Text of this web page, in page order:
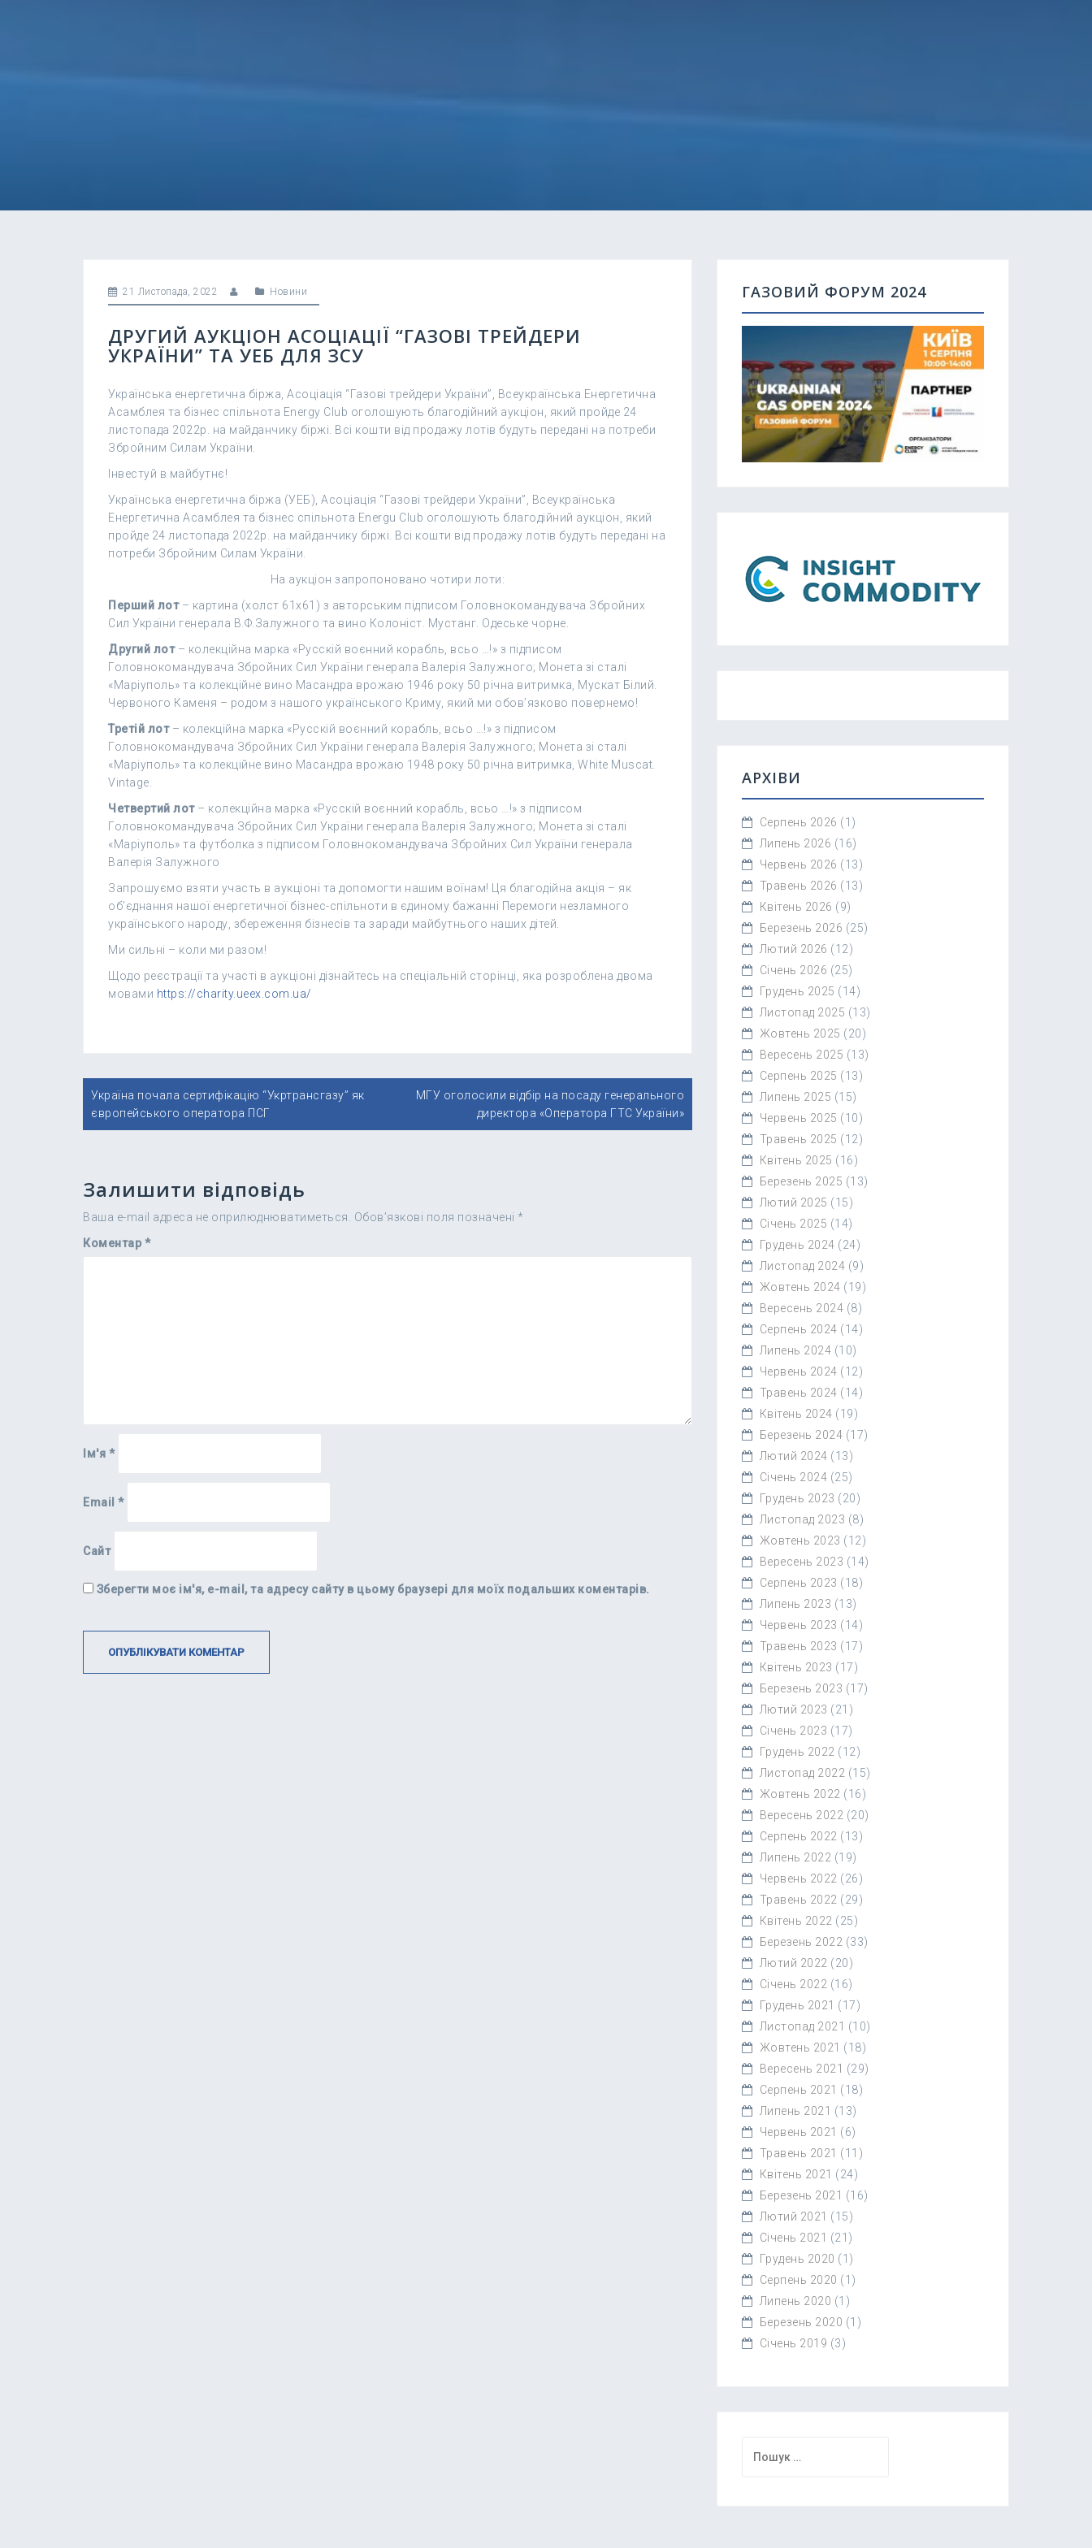
21 Листопада, 2022 Новини
ДРУГИЙ АУКЦІОН АСОЦІАЦІЇ “ГАЗОВІ ТРЕЙДЕРИ
УКРАЇНИ” ТА УЕБ ДЛЯ ЗСУ
Українська енергетична біржа, Асоціація “Газові трейдери України”, Всеукраїнська Енергетична
Асамблея та бізнес спільнота Energy Club оголошують благодійний аукціон, який пройде 24
листопада 2022р. на майданчику біржі. Всі кошти від продажу лотів будуть передані на потреби
Збройним Силам України.
Інвестуй в майбутнє!
Українська енергетична біржа (УЕБ), Асоціація “Газові трейдери України”, Всеукраїнська
Енергетична Асамблея та бізнес спільнота Energu Club оголошують благодійний аукціон, який
пройде 24 листопада 2022р. на майданчику біржі. Всі кошти від продажу лотів будуть передані на
потреби Збройним Силам України.
На аукціон запропоновано чотири лоти:
Перший лот– картина (холст 61х61) з авторським підписом Головнокомандувача Збройних
Сил України генерала В.Ф.Залужного та вино Колоніст. Мустанг. Одеське чорне.
Другий лот– колекційна марка «Русскій воєнний корабль, всьо …!» з підписом
Головнокомандувача Збройних Сил України генерала Валерія Залужного; Монета зі сталі
«Маріуполь» та колекційне вино Масандра врожаю 1946 року 50 річна витримка, Мускат Білий.
Червоного Каменя – родом з нашого українського Криму, який ми обов’язково повернемо!
Третій лот– колекційна марка «Русскій воєнний корабль, всьо …!» з підписом
Головнокомандувача Збройних Сил України генерала Валерія Залужного; Монета зі сталі
«Маріуполь» та колекційне вино Масандра врожаю 1948 року 50 річна витримка, White Muscat.
Vintage.
Четвертий лот– колекційна марка «Русскій воєнний корабль, всьо …!» з підписом
Головнокомандувача Збройних Сил України генерала Валерія Залужного; Монета зі сталі
«Маріуполь» та футболка з підписом Головнокомандувача Збройних Сил України генерала
Валерія Залужного
Запрошуємо взяти участь в аукціоні та допомогти нашим воїнам! Ця благодійна акція – як
об’єднання нашої енергетичної бізнес-спільноти в єдиному бажанні Перемоги незламного
українського народу, збереження бізнесів та заради майбутнього наших дітей.
Ми сильні – коли ми разом!
Щодо реєстрації та участі в аукціоні дізнайтесь на спеціальній сторінці, яка розроблена двома
мовами https://charity.ueex.com.ua/
Навігація
записів
Україна почала сертифікацію “Укртрансгазу” як
європейського оператора ПСГ
МГУ оголосили відбір на посаду генерального
директора «Оператора ГТС України»
Залишити відповідь
Ваша e-mail адреса не оприлюднюватиметься. Обов’язкові поля позначені *
Коментар *
Ім'я *
Email *
Сайт
Зберегти моє ім'я, e-mail, та адресу сайту в цьому браузері для моїх подальших коментарів.
ГАЗОВИЙ ФОРУМ 2024
АРХІВИ
Серпень 2026 (1)
Липень 2026 (16)
Червень 2026 (13)
Травень 2026 (13)
Квітень 2026 (9)
Березень 2026 (25)
Лютий 2026 (12)
Січень 2026 (25)
Грудень 2025 (14)
Листопад 2025 (13)
Жовтень 2025 (20)
Вересень 2025 (13)
Серпень 2025 (13)
Липень 2025 (15)
Червень 2025 (10)
Травень 2025 (12)
Квітень 2025 (16)
Березень 2025 (13)
Лютий 2025 (15)
Січень 2025 (14)
Грудень 2024 (24)
Листопад 2024 (9)
Жовтень 2024 (19)
Вересень 2024 (8)
Серпень 2024 (14)
Липень 2024 (10)
Червень 2024 (12)
Травень 2024 (14)
Квітень 2024 (19)
Березень 2024 (17)
Лютий 2024 (13)
Січень 2024 (25)
Грудень 2023 (20)
Листопад 2023 (8)
Жовтень 2023 (12)
Вересень 2023 (14)
Серпень 2023 (18)
Липень 2023 (13)
Червень 2023 (14)
Травень 2023 (17)
Квітень 2023 (17)
Березень 2023 (17)
Лютий 2023 (21)
Січень 2023 (17)
Грудень 2022 (12)
Листопад 2022 (15)
Жовтень 2022 (16)
Вересень 2022 (20)
Серпень 2022 (13)
Липень 2022 (19)
Червень 2022 (26)
Травень 2022 (29)
Квітень 2022 (25)
Березень 2022 (33)
Лютий 2022 (20)
Січень 2022 (16)
Грудень 2021 (17)
Листопад 2021 (10)
Жовтень 2021 (18)
Вересень 2021 (29)
Серпень 2021 (18)
Липень 2021 (13)
Червень 2021 (6)
Травень 2021 (11)
Квітень 2021 (24)
Березень 2021 (16)
Лютий 2021 (15)
Січень 2021 (21)
Грудень 2020 (1)
Серпень 2020 (1)
Липень 2020 (1)
Березень 2020 (1)
Січень 2019 (3)